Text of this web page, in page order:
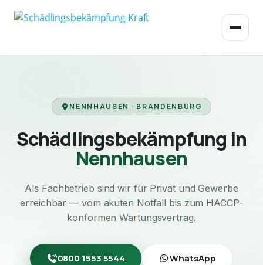
NENNHAUSEN · BRANDENBURG
Schädlingsbekämpfung in
Nennhausen
Als Fachbetrieb sind wir für Privat und Gewerbe
erreichbar — vom akuten Notfall bis zum HACCP-
konformen Wartungsvertrag.
0800 1553 5544 WhatsApp